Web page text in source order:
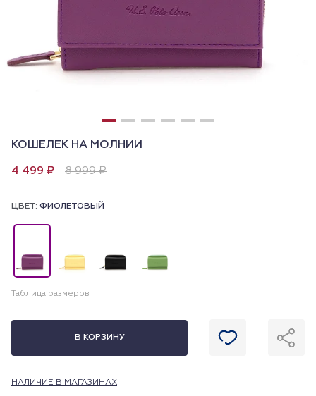
КОШЕЛЕК НА МОЛНИИ
4 499 ₽ 8 999 ₽
ЦВЕТ: ФИОЛЕТОВЫЙ
Таблица размеров
В КОРЗИНУ
НАЛИЧИЕ В МАГАЗИНАХ